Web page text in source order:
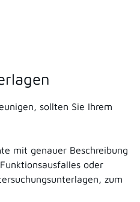
sollten Sie Ihrem
mit genauer Beschreibung
oder
zum